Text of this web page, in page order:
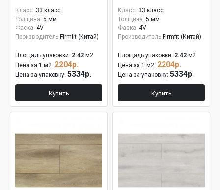
Класс: 33 класс
Толщина: 5 мм
Фаска: 4V
Производитель Firmfit (Китай)
Площадь упаковки: 2.42 м2
Цена за 1 м2: 2204р.
Цена за упаковку: 5334р.
Купить
Класс: 33 класс
Толщина: 5 мм
Фаска: 4V
Производитель Firmfit (Китай)
Площадь упаковки: 2.42 м2
Цена за 1 м2: 2204р.
Цена за упаковку: 5334р.
Купить